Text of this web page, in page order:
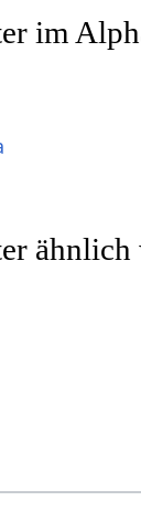
im
ähnlich